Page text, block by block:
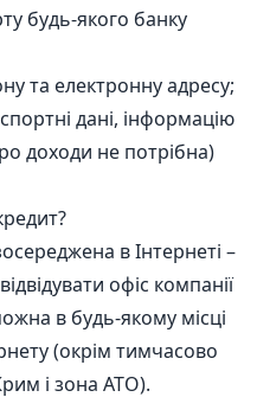
будь-якого банку
та електронну адресу;
дані, інформацію
доходи не потрібна)
в Інтернеті –
офіс компанії
в будь-якому місці
(окрім тимчасово
і зона АТО).